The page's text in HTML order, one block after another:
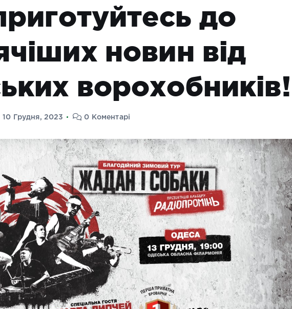
до
новин від
ворохобників!
10 Грудня, 2023 0 Коментарі